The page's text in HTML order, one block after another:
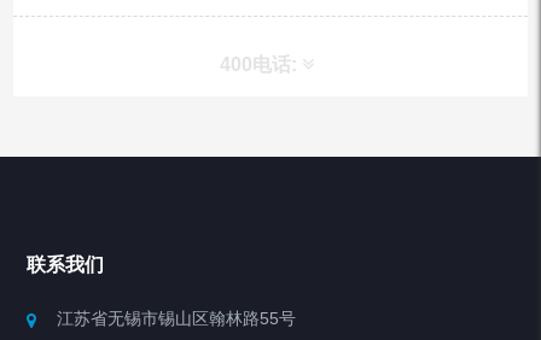
400电话:
产品分类
联系我们
江苏省无锡市锡山区翰林路55号